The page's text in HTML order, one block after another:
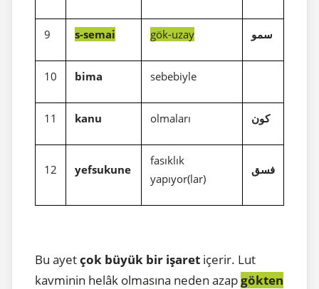
9 s-semai gök-uzay سمو
10 bima sebebiyle
11 kanu olmaları كون
12 yefsukune
fasıklık
yapıyor(lar)
فسق
Bu ayetçok büyük bir işaret içerir. Lut
kavminin helâk olmasına neden azapgökten